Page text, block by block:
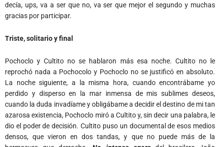
decía, ups, va a ser que no, va ser que mejor el segundo y muchas
gracias por participar.
Triste, solitario y final
Pochoclo y Cultito no se hablaron más esa noche. Cultito no le
reprochó nada a Pochocolo y Pochoclo no se justificó en absoluto.
La noche siguiente, a la misma hora, cuando encontrábame yo
perdido y disperso en la mar inmensa de mis sublimes deseos,
cuando la duda invadíame y obligábame a decidir el destino de mi tan
azarosa existencia, Pochoclo miró a Cultito y, sin decir una palabra, le
dio el poder de decisión. Cultito puso un documental de esos medios
densos, que vieron en dos tandas, y que no puede más de la